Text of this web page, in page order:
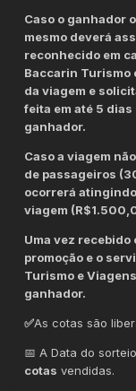
Caso o ganhador
mesmo deverá
reconhecido em
Baccarin Turismo
da viagem e
feita em até 5
ganhador.
Caso a viagem
de passageiros
ocorrerá
viagem
Uma vez
promoção e o
Turismo e
ganhador.
✅As cotas são
📅 A Data do
cotas vendidas.